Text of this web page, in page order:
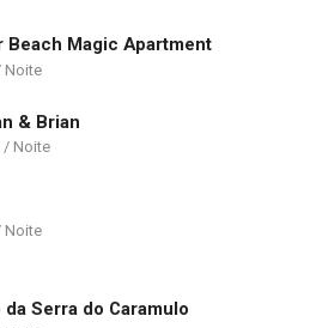
Beach Magic Apartment
& Brian
da Serra do Caramulo